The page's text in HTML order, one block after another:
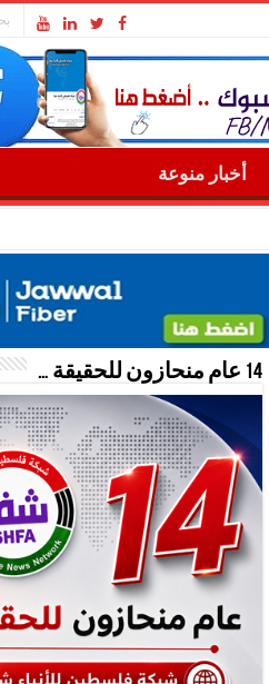
أخبار منوعة
14 عام منحازون للحقيقة …